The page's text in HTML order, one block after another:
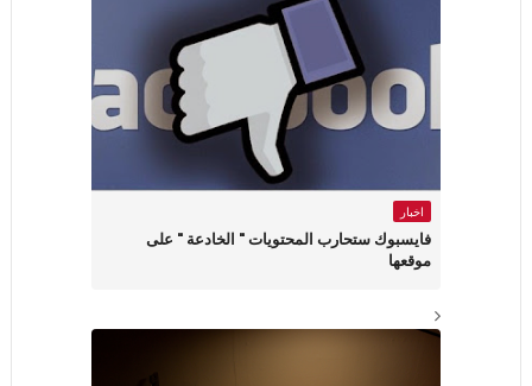
اخبار
فايسبوك ستحارب المحتويات " الخادعة " على
موقعها